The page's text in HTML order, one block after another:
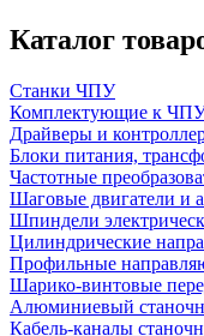
Каталог
Станки ЧПУ
Комплектующие к
Драйверы и
Блоки питания,
Частотные
Шаговые двигатели и
Шпиндели
Цилиндрические
Профильные
Шарико-винтовые
Алюминиевый
Кабель-каналы